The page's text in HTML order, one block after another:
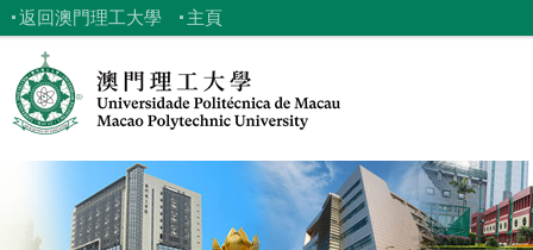
返回澳門理工大學 主頁